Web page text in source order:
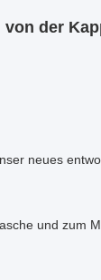
der
neues
und zum